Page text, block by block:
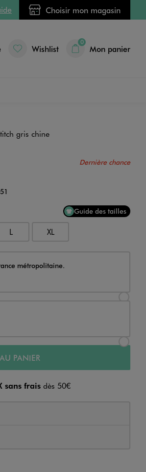
Choisir mon magasin
Wishlist
0
Mon panier
gris chine
Dernière chance
Guide des tailles
L XL
métropolitaine.
PANIER
sans fraisdès 50€